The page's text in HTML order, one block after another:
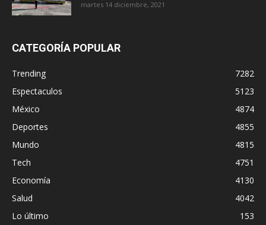
martes 14 diciembre, 2021
CATEGORÍA POPULAR
Trending
7282
Espectaculos
5123
México
4874
Deportes
4855
Mundo
4815
Tech
4751
Economía
4130
Salud
4042
Lo último
153